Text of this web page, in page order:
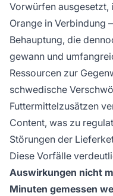
Vorwürfen ausgesetzt,
Orange in Verbindung
Behauptung, die
gewann und
Ressourcen zur
schwedische
Futtermittelzusätzen
Content, was zu
Störungen der
Diese Vorfälle
Auswirkungen nicht
Minuten gemessen